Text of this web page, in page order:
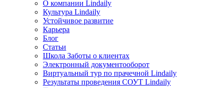
О компании Lindaily
Культура Lindaily
Устойчивое развитие
Карьера
Блог
Статьи
Школа Заботы о клиентах
Электронный документооборот
Виртуальный тур по прачечной Lindaily
Результаты проведения СОУТ Lindaily